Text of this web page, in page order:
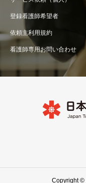
登録看護師希望者
依頼主利用規約
看護師専用お問い合わせ
Copyright ©